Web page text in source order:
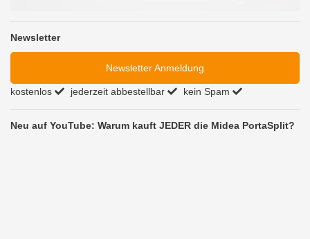
Newsletter
Newsletter Anmeldung
kostenlos jederzeit abbestellbar kein Spam
Neu auf YouTube: Warum kauft JEDER die Midea PortaSplit?